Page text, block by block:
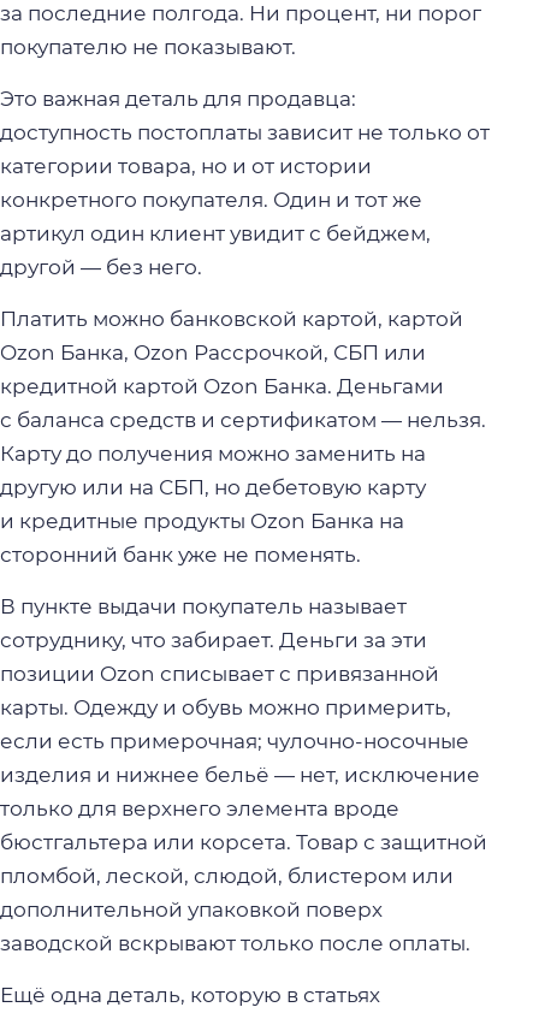
за последние полгода. Ни процент, ни порог
покупателю не показывают.
Это важная деталь для продавца:
доступность постоплаты зависит не только от
категории товара, но и от истории
конкретного покупателя. Один и тот же
артикул один клиент увидит с бейджем,
другой — без него.
Платить можно банковской картой, картой
Ozon Банка, Ozon Рассрочкой, СБП или
кредитной картой Ozon Банка. Деньгами
с баланса средств и сертификатом — нельзя.
Карту до получения можно заменить на
другую или на СБП, но дебетовую карту
и кредитные продукты Ozon Банка на
сторонний банк уже не поменять.
В пункте выдачи покупатель называет
сотруднику, что забирает. Деньги за эти
позиции Ozon списывает с привязанной
карты. Одежду и обувь можно примерить,
если есть примерочная; чулочно-носочные
изделия и нижнее бельё — нет, исключение
только для верхнего элемента вроде
бюстгальтера или корсета. Товар с защитной
пломбой, леской, слюдой, блистером или
дополнительной упаковкой поверх
заводской вскрывают только после оплаты.
Ещё одна деталь, которую в статьях